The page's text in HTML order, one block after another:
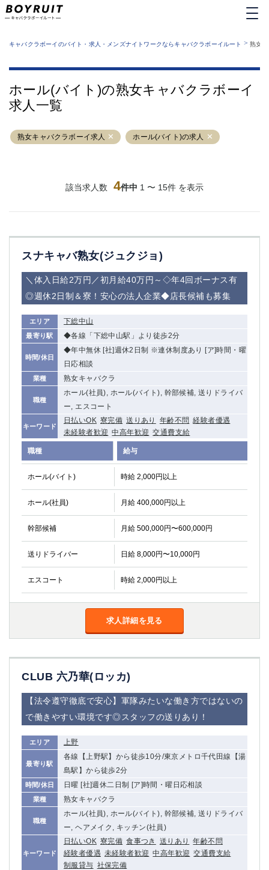
業種から探す
運営者情報
サイトマップ
キャバクラボーイのバイト・求人・メンズナイトワークならキャバクラボーイルート > 熟女
ホール(バイト)の熟女キャバクラボーイ
求人一覧
熟女キャバクラボーイ求人 ホール(バイト)の求人
該当求人数 4件中 1 〜 15件 を表示
スナキャバ熟女(ジュクジョ)
＼体入日給2万円／初月給40万円～◇年4回ボーナス有
◎週休2日制＆寮！安心の法人企業◆店長候補も募集
エリア 下総中山
最寄り駅 ◆各線「下総中山駅」より徒歩2分
時間/休日
◆年中無休 [社]週休2日制 ※連休制度あり [ア]時間・曜
日応相談
業種 熟女キャバクラ
職種
ホール(社員), ホール(バイト), 幹部候補, 送りドライバ
ー, エスコート
キーワード
日払いOK 寮完備 送りあり 年齢不問 経験者優遇
未経験者歓迎 中高年歓迎 交通費支給
職種 給与
ホール(バイト) 時給 2,000円以上
ホール(社員) 月給 400,000円以上
幹部候補 月給 500,000円〜600,000円
送りドライバー 日給 8,000円〜10,000円
エスコート 時給 2,000円以上
求人詳細を見る
CLUB 六乃華(ロッカ)
【法令遵守徹底で安心】軍隊みたいな働き方ではないの
で働きやすい環境です◎スタッフの送りあり！
エリア 上野
最寄り駅
各線【上野駅】から徒歩10分/東京メトロ千代田線【湯
島駅】から徒歩2分
時間/休日 日曜 [社]週休二日制 [ア]時間・曜日応相談
業種 熟女キャバクラ
職種
ホール(社員), ホール(バイト), 幹部候補, 送りドライバ
ー, ヘアメイク, キッチン(社員)
キーワード
日払いOK 寮完備 食事つき 送りあり
年齢不問
経験者優遇 未経験者歓迎 中高年歓迎 交通費支給
制服貸与 社保完備
六本木
池袋
新橋
渋谷
大和
立川
①六本木 ②西麻布
大山
赤坂
高円寺
蒲田東口
多摩センター
立川（南口）
浜松町
西葛西
葛西
府中
ひばりヶ丘（北口）
吉祥寺（南口／公園口） 小作・羽村・福生エリア
自由が丘
四谷
錦糸町南口
下北沢・経堂
金町（北口）
成増駅徒歩3分の好立地！①JR埼京線「赤羽駅」から徒歩2分 ②東
①歌舞伎町 ②新宿 ③西部新宿 ③東新宿
①歌舞伎町 ②新宿
①銀座 ②新橋
錦糸町(南口)
①東武練馬 ②成増・板橋 ③大山 ②池袋
池袋東口
金町
大井町
大泉学園
下赤塚
荻窪
浅草
幡ヶ谷
小岩
五井
神奈川県
関内
横浜
川崎
本厚木
新横浜
平塚
武蔵小杉
橋本
小田原
関内・馬車道・日ノ出町
武蔵新城
元住吉
茅ヶ崎
たまプラーザ
相模原